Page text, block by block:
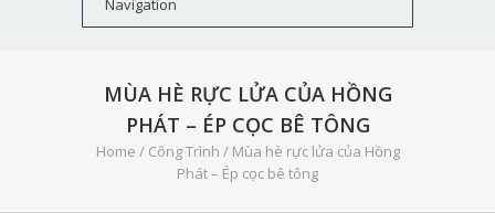
MÙA HÈ RỰC LỬA CỦA HỒNG
PHÁT – ÉP CỌC BÊ TÔNG
Home / Công Trình / Mùa hè rực lửa của Hồng
Phát – Ép cọc bê tông